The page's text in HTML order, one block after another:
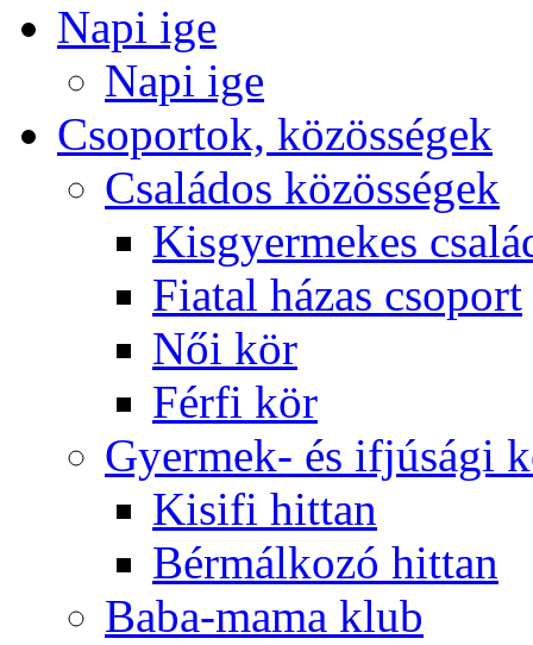
Napi ige
Napi ige
Csoportok, közösségek
Családos közösségek
Kisgyermekes
Fiatal házas csoport
Női kör
Férfi kör
Gyermek- és ifjúsági
Kisifi hittan
Bérmálkozó hittan
Baba-mama klub